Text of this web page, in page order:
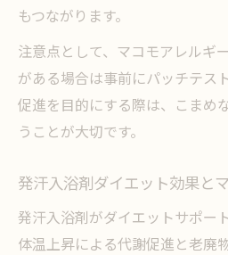
もつながります。
注意点として、マコモアレルギ
がある場合は事前にパッチテス
促進を目的にする際は、こまめ
うことが大切です。
発汗入浴剤ダイエット効果と
発汗入浴剤がダイエットサポー
体温上昇による代謝促進と老廃